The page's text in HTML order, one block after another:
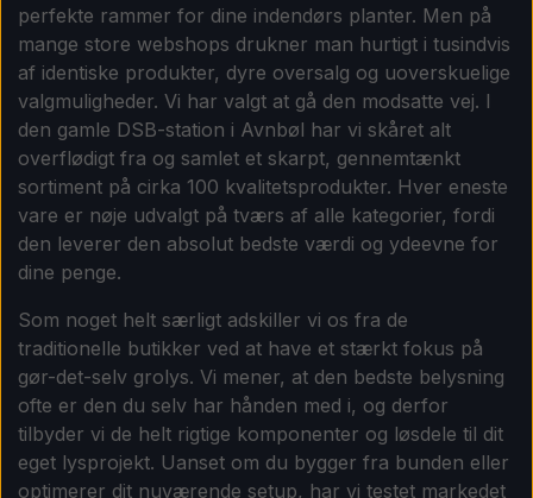
perfekte rammer for dine indendørs planter. Men på
mange store webshops drukner man hurtigt i tusindvis
af identiske produkter, dyre oversalg og uoverskuelige
valgmuligheder. Vi har valgt at gå den modsatte vej. I
den gamle DSB-station i Avnbøl har vi skåret alt
overflødigt fra og samlet et skarpt, gennemtænkt
sortiment på cirka 100 kvalitetsprodukter. Hver eneste
vare er nøje udvalgt på tværs af alle kategorier, fordi
den leverer den absolut bedste værdi og ydeevne for
dine penge.
Som noget helt særligt adskiller vi os fra de
traditionelle butikker ved at have et stærkt fokus på
gør-det-selv grolys. Vi mener, at den bedste belysning
ofte er den du selv har hånden med i, og derfor
tilbyder vi de helt rigtige komponenter og løsdele til dit
eget lysprojekt. Uanset om du bygger fra bunden eller
optimerer dit nuværende setup, har vi testet markedet